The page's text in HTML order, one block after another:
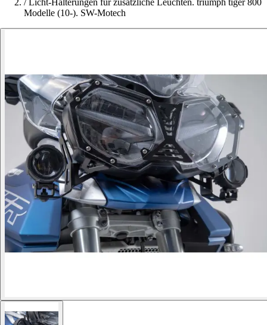
/ Licht-Halterungen für zusätzliche Leuchten. triumph tiger 800
Modelle (10-). SW-Motech